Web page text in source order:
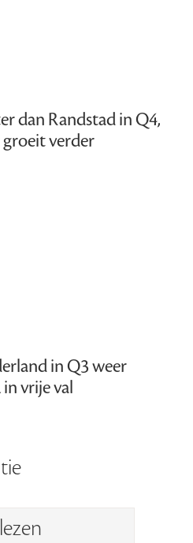
dan Randstad in Q4,
verder
in Q3 weer
vrije val